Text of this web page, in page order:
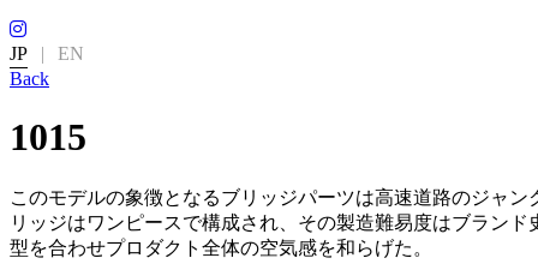
JP |
EN
Back
1015
このモデルの象徴となるブリッジパーツは高速道路のジャ
リッジはワンピースで構成され、その製造難易度はブラン
型を合わせプロダクト全体の空気感を和らげた。